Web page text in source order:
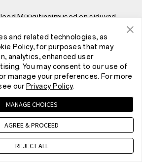
Müügitingimused on siduvad
halduritele ning lubatud
Kui me ei nõua kohe, et teeksite
nende tingimuste järgi kohustatud,
või mõnda meiega
sammude astumine teie vastu
see seda, et ei peaks neid asju
tegevusetus ei takista meil
samme hiljem.
õigused.
ega lepingu osapool pole nendele
and related technologies, as
Policy, for purposes that may
analytics, enhanced user
You may consent to our use of
manage your preferences. For more
our Privacy Policy.
MANAGE CHOICES
AGREE & PROCEED
REJECT ALL